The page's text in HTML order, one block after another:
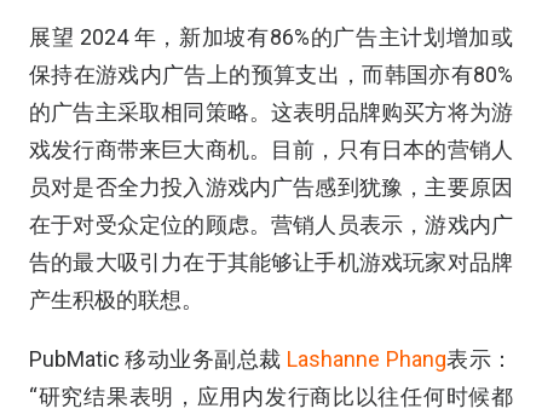
展望 2024 年，新加坡有86%的广告主计划增加或
保持在游戏内广告上的预算支出，而韩国亦有80%
的广告主采取相同策略。这表明品牌购买方将为游
戏发行商带来巨大商机。目前，只有日本的营销人
员对是否全力投入游戏内广告感到犹豫，主要原因
在于对受众定位的顾虑。营销人员表示，游戏内广
告的最大吸引力在于其能够让手机游戏玩家对品牌
产生积极的联想。
PubMatic 移动业务副总裁 Lashanne Phang表示：
“研究结果表明，应用内发行商比以往任何时候都